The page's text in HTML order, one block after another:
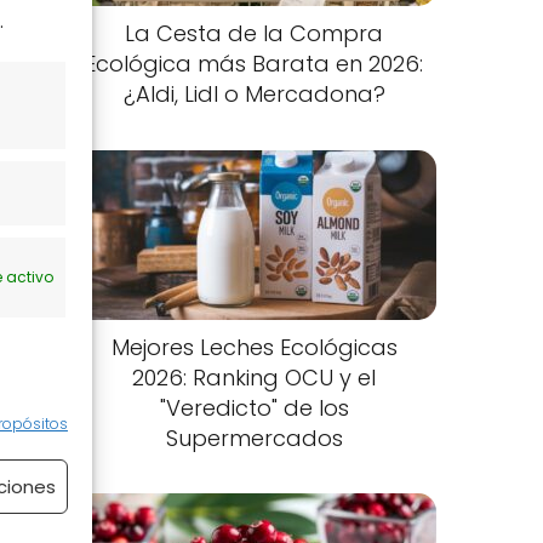
activo
La Cesta de la Compra
Ecológica más Barata en 2026:
¿Aldi, Lidl o Mercadona?
Mejores Leches Ecológicas
2026: Ranking OCU y el
"Veredicto" de los
Supermercados